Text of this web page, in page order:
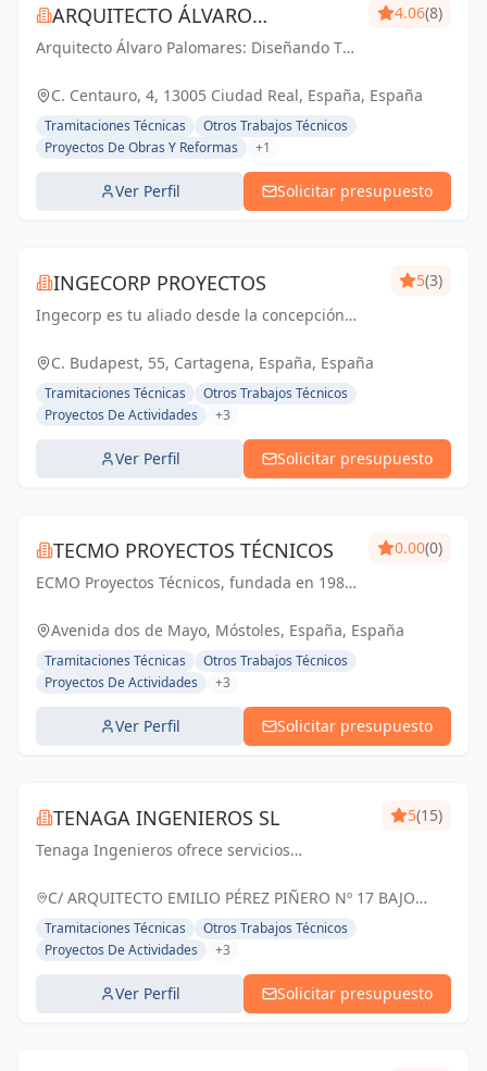
ARQUITECTO ÁLVARO
PALOMARES
Arquitecto Álvaro Palomares: Diseñando Tu
4.06(8)
C. Centauro, 4, 13005 Ciudad Real, España, España
Tramitaciones Técnicas
Otros Trabajos Técnicos
Proyectos De Obras Y Reformas
+1
Ver Perfil Solicitar presupuesto
INGECORP PROYECTOS
Ingecorp es tu aliado desde la concepción
Especializados en licencias, proyectos
ejecutivos, reformas y energía solar. Expertos
compr...
5(3)
C. Budapest, 55, Cartagena, España, España
Tramitaciones Técnicas
Otros Trabajos Técnicos
Proyectos De Actividades
+3
Ver Perfil Solicitar presupuesto
TECMO PROYECTOS TÉCNICOS
ECMO Proyectos Técnicos, fundada en 1989,
experiencia en la elaboración y tramitación
de proyectos de ingeniería, tanto
industriales,...
0.00(0)
Avenida dos de Mayo, Móstoles, España, España
Tramitaciones Técnicas
Otros Trabajos Técnicos
Proyectos De Actividades
+3
Ver Perfil Solicitar presupuesto
TENAGA INGENIEROS SL
Tenaga Ingenieros ofrece servicios
mejorar la eficiencia energética y reducir
hasta g...
5(15)
C/ ARQUITECTO EMILIO PÉREZ PIÑERO Nº 17 BAJO
MURCIA, España
Tramitaciones Técnicas
Otros Trabajos Técnicos
Proyectos De Actividades
+3
Ver Perfil Solicitar presupuesto